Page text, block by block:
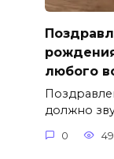
любого
должно
0